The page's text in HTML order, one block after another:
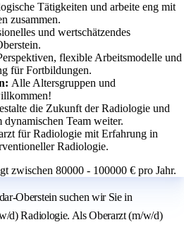
Tätigkeiten und arbeite eng mit
zusammen.
und wertschätzendes
flexible Arbeitsmodelle und
für Fortbildungen.
Alle Altersgruppen und
die Zukunft der Radiologie und
Team weiter.
für Radiologie mit Erfahrung in
Radiologie.
zwischen 80000 - 100000 € pro Jahr.
Oberstein suchen wir Sie in
d) Radiologie. Als Oberarzt (m/w/d)